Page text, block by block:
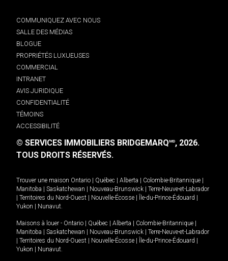
COMMUNIQUEZ AVEC NOUS
SALLE DES MÉDIAS
BLOGUE
PROPRIÉTÉS LUXUEUSES
COMMERCIAL
INTRANET
AVIS JURIDIQUE
CONFIDENTIALITÉ
TÉMOINS
ACCESSIBILITÉ
© SERVICES IMMOBILIERS BRIDGEMARQMD, 2026.
TOUS DROITS RÉSERVÉS.
Trouver une maison Ontario Québec Alberta Colombie-Britannique
Manitoba
Saskatchewan Nouveau-Brunswick
Terre-Neuve-et-Labrador
Territoires du Nord-Ouest Nouvelle-Écosse Île-du-Prince-Édouard
Yukon
Nunavut.
Maisons à louer - Ontario Québec Alberta Colombie-Britannique
Manitoba
Saskatchewan Nouveau-Brunswick
Terre-Neuve-et-Labrador
Territoires du Nord-Ouest Nouvelle-Écosse Île-du-Prince-Édouard
Yukon
Nunavut.